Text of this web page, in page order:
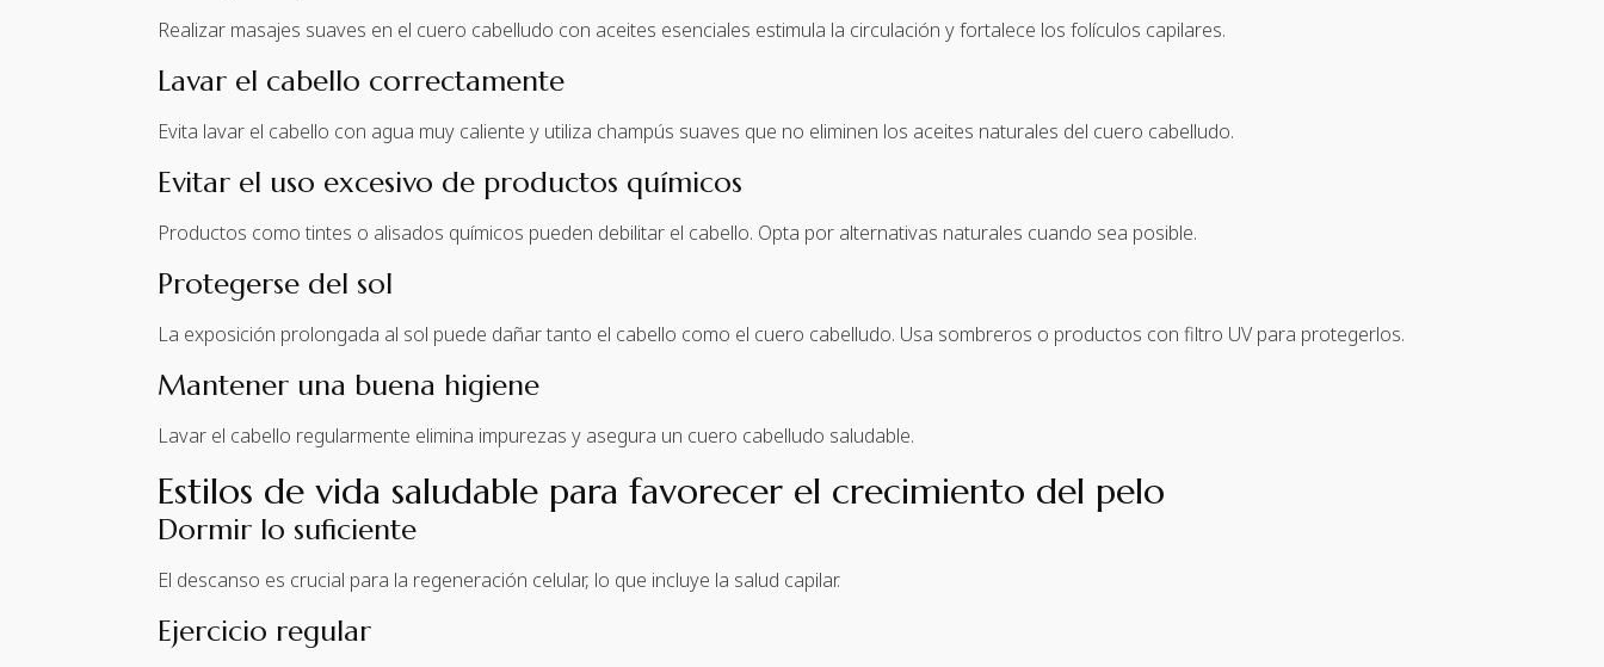
Realizar masajes suaves en el cuero cabelludo con aceites esenciales estimula la circulación y fortalece los folículos capilares.
Lavar el cabello correctamente
Evita lavar el cabello con agua muy caliente y utiliza champús suaves que no eliminen los aceites naturales del cuero cabelludo.
Evitar el uso excesivo de productos químicos
Productos como tintes o alisados químicos pueden debilitar el cabello. Opta por alternativas naturales cuando sea posible.
Protegerse del sol
La exposición prolongada al sol puede dañar tanto el cabello como el cuero cabelludo. Usa sombreros o productos con filtro UV para protegerlos.
Mantener una buena higiene
Lavar el cabello regularmente elimina impurezas y asegura un cuero cabelludo saludable.
Estilos de vida saludable para favorecer el crecimiento del pelo
Dormir lo suficiente
El descanso es crucial para la regeneración celular, lo que incluye la salud capilar.
Ejercicio regular